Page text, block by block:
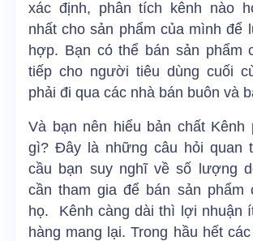
xác định, phân tích kênh nào
nhất cho sản phẩm của mình để
hợp. Bạn có thể bán sản phẩm
tiếp cho người tiêu dùng cuối
phải đi qua các nhà bán buôn và
Và bạn nên hiểu bản chất Kênh
gì? Đây là những câu hỏi quan
cầu bạn suy nghĩ về số lượng
cần tham gia để bán sản phẩm
họ. Kênh càng dài thì lợi nhuận
hàng mang lại. Trong hầu hết